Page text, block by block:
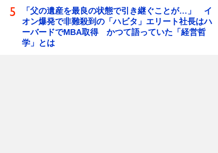
「父の遺産を最良の状態で引き継ぐことが…」 イ
オン爆発で非難殺到の「ハビタ」エリート社長はハ
ーバードでMBA取得 かつて語っていた「経営哲
学」とは